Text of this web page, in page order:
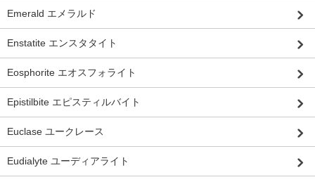
Emerald エメラルド
Enstatite エンスタタイト
Eosphorite エオスフォライト
Epistilbite エピスティルバイト
Euclase ユークレース
Eudialyte ユーディアライト